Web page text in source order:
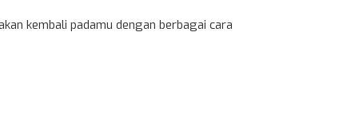
kembali padamu dengan berbagai cara